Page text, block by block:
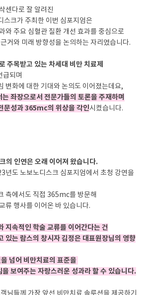
센다로 잘 알려진
스크가 주최한 이번 심포지엄은
와 주요 심혈관 질환 개선 효과를 중심으로
거와 미래 방향성을 논의하는 자리였습니다.
주목받고 있는 차세대 비만 치료제
급되며
변화에 대한 기대와 논의도 이어졌는데요,
좌장으로서 전문가들의 토론을 주재하며
문성과 365mc의 위상을 각인시켰습니다.
의 인연은 오래 이어져 왔습니다.
년도 노보노디스크 심포지엄에서 초청 강연을
측에서도 직접 365mc를 방문해
류 행사를 이어온 바 있습니다.
지속적인 학술 교류를 이어간다는 건
있는 람스의 창시자 김정은 대표원장님의 영향
넘어 비만치료의 표준을
보여주는 자랑스러운 성과라 할 수 있습니다.